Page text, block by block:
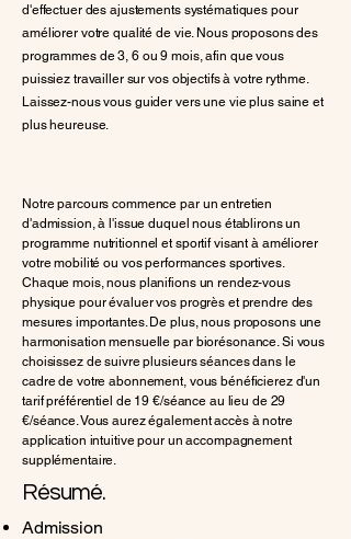
d'effectuer des ajustements systématiques pour
améliorer votre qualité de vie. Nous proposons des
programmes de 3, 6 ou 9 mois, afin que vous
puissiez travailler sur vos objectifs à votre rythme.
Laissez-nous vous guider vers une vie plus saine et
plus heureuse.
Notre parcours commence par un entretien
d'admission, à l'issue duquel nous établirons un
programme nutritionnel et sportif visant à améliorer
votre mobilité ou vos performances sportives.
Chaque mois, nous planifions un rendez-vous
physique pour évaluer vos progrès et prendre des
mesures importantes. De plus, nous proposons une
harmonisation mensuelle par biorésonance. Si vous
choisissez de suivre plusieurs séances dans le
cadre de votre abonnement, vous bénéficierez d'un
tarif préférentiel de 19 €/séance au lieu de 29
€/séance. Vous aurez également accès à notre
application intuitive pour un accompagnement
supplémentaire.
Résumé.
Admission